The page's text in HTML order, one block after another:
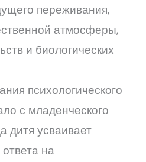
переживания,
атмосферы,
и биологических
психологического
с младенческого
дитя усваивает
на